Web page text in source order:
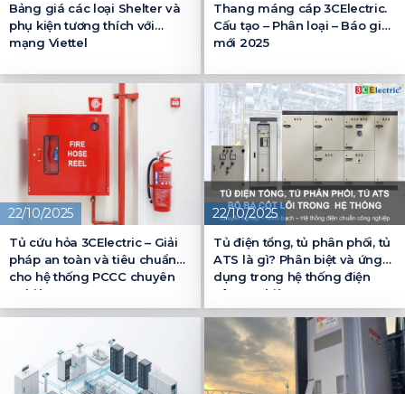
Bảng giá các loại Shelter và
phụ kiện tương thích với
mạng Viettel
Thang máng cáp 3CElectric.
Cấu tạo – Phân loại – Báo giá
mới 2025
22/10/2025
Tủ cứu hỏa 3CElectric – Giải
pháp an toàn và tiêu chuẩn
cho hệ thống PCCC chuyên
nghiệp
22/10/2025
Tủ điện tổng, tủ phân phối, tủ
ATS là gì? Phân biệt và ứng
dụng trong hệ thống điện
công nghiệp